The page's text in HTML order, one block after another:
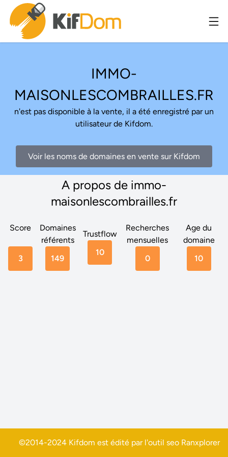
IMMO-
MAISONLESCOMBRAILLES.FR
n'est pas disponible à la vente, il a été enregistré par un
utilisateur de Kifdom.
Voir les noms de domaines en vente sur Kifdom
A propos de immo-
maisonlescombrailles.fr
Score
3
Domaines
référents
149
Trustflow
10
Recherches
mensuelles
0
Age du
domaine
10
©2014-2024 Kifdom est édité par l'outil seo Ranxplorer